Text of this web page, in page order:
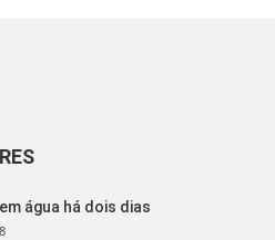
água há dois dias